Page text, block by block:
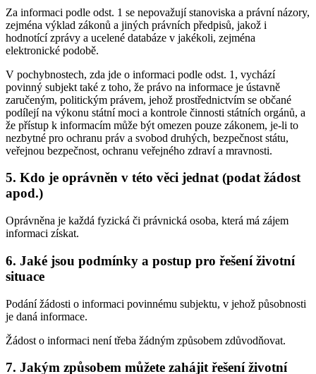
Za informaci podle odst. 1 se nepovažují stanoviska a právní názory,
zejména výklad zákonů a jiných právních předpisů, jakož i
hodnotící zprávy a ucelené databáze v jakékoli, zejména
elektronické podobě.
V pochybnostech, zda jde o informaci podle odst. 1, vychází
povinný subjekt také z toho, že právo na informace je ústavně
zaručeným, politickým právem, jehož prostřednictvím se občané
podílejí na výkonu státní moci a kontrole činnosti státních orgánů, a
že přístup k informacím může být omezen pouze zákonem, je-li to
nezbytné pro ochranu práv a svobod druhých, bezpečnost státu,
veřejnou bezpečnost, ochranu veřejného zdraví a mravnosti.
5. Kdo je oprávněn v této věci jednat (podat žádost
apod.)
Oprávněna je každá fyzická či právnická osoba, která má zájem
informaci získat.
6. Jaké jsou podmínky a postup pro řešení životní
situace
Podání žádosti o informaci povinnému subjektu, v jehož působnosti
je daná informace.
Žádost o informaci není třeba žádným způsobem zdůvodňovat.
7. Jakým způsobem můžete zahájit řešení životní